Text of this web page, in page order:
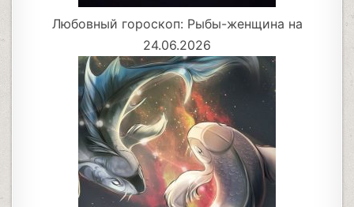
Любовный гороскоп: Рыбы-женщина на
24.06.2026